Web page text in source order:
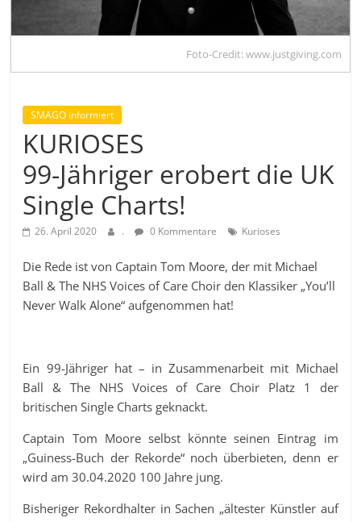
Foto-Credit: www.justgiving.com
SMAGO informiert
KURIOSES
99-Jähriger erobert die UK
Single Charts!
26. April 2020 . 0 Kommentare Kurioses
Die Rede ist von Captain Tom Moore, der mit Michael
Ball & The NHS Voices of Care Choir den Klassiker „You’ll
Never Walk Alone“ aufgenommen hat!
Ein 99-Jähriger hat – in Zusammenarbeit mit Michael
Ball & The NHS Voices of Care Choir Platz 1 der
britischen Single Charts geknackt.
Captain Tom Moore selbst könnte seinen Eintrag im
„Guiness-Buch der Rekorde“ noch überbieten, denn er
wird am 30.04.2020 100 Jahre jung.
Bisheriger Rekordhalter in Sachen „ältester Künstler auf